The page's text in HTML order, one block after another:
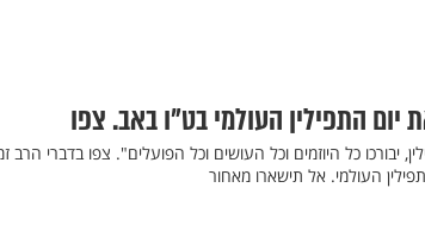
התפילין העולמי בט"ו באב. צפו
יבורכו כל היוזמים וכל העושים וכל הפועלים". צפו בדברי הרב
העולמי. אל תישארו מאחור